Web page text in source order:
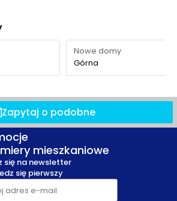
Nowe domy
Górna
Zapytaj o podobne
mieszkaniowe
się na newsletter
się pierwszy
adres e-mail